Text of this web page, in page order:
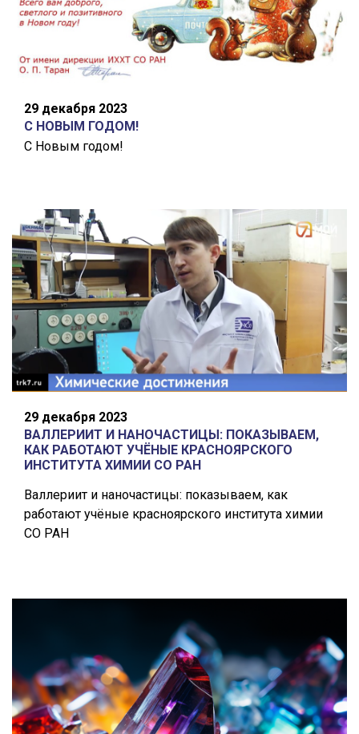
29 декабря 2023
С НОВЫМ ГОДОМ!
С Новым годом!
29 декабря 2023
ВАЛЛЕРИИТ И НАНОЧАСТИЦЫ: ПОКАЗЫВАЕМ,
КАК РАБОТАЮТ УЧЁНЫЕ КРАСНОЯРСКОГО
ИНСТИТУТА ХИМИИ СО РАН
Валлериит и наночастицы: показываем, как
работают учёные красноярского института химии
СО РАН